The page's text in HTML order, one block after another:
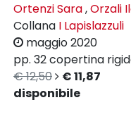
Ortenzi Sara,Orzali
Collana I Lapislazzuli
maggio 2020
pp. 32copertina
€ 12,50
€ 11,87
disponibile